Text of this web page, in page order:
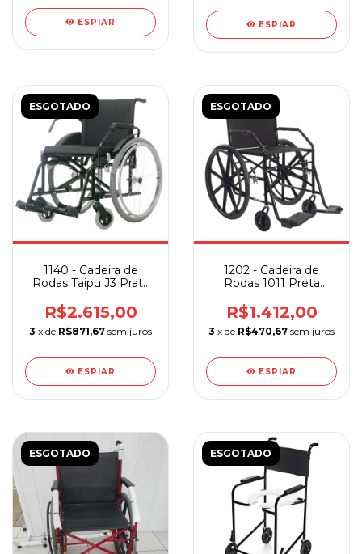
ESPIAR ESPIAR
ESGOTADO
1140 - Cadeira de
Rodas Taipu J3 Prata
R$2.615,00
3 x de R$871,67 sem juros
ESPIAR
ESGOTADO
1202 - Cadeira de
Rodas 1011 Preta
R$1.412,00
3 x de R$470,67 sem juros
ESPIAR
ESGOTADO ESGOTADO